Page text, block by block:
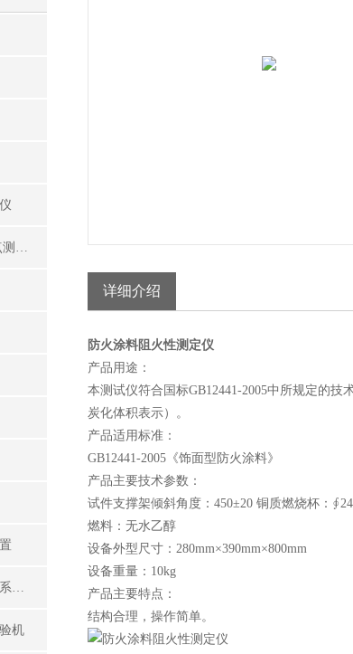
中空玻璃露点仪 中空玻璃露点测试仪器
建筑玻璃可见光透射比、遮阳系数测定仪
机
详细介绍
防火涂料阻火性测定仪
产品用途：
本测试仪符合国标GB12441-2005中所规定的
炭化体积表示）。
产品适用标准：
GB12441-2005《饰面型防火涂料》
产品主要技术参数：
试件支撑架倾斜角度：450±20 铜质燃烧杯：
燃料：无水乙醇
设备外型尺寸：280mm×390mm×800mm
设备重量：10kg
产品主要特点：
结构合理，操作简单。